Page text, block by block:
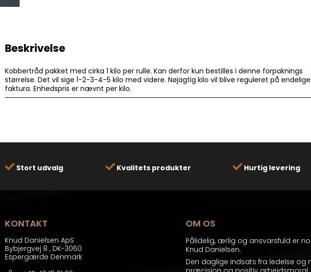
Beskrivelse
Kobbertråd pakket med cirka 1 kilo per rulle. Kan derfor kun bestilles i denne forpaknings
størrelse. Det vil sige 1-2-3-4-5 kilo med videre. Nøjagtig kilo vil blive reguleret på endelige
faktura. Enhedspris er nævnt per kilo.
Stort udvalg Kvalitets produkter Hurtig levering
KONTAKT
Knud Danielsen ApS
Bybjergvej 8 , DK-3060
Espergærde Denmark
OM OS
Pålidelig, ærlig og ansvarsfuld er
Knud Danielsen.
Den daglige indsats fra ledelse og